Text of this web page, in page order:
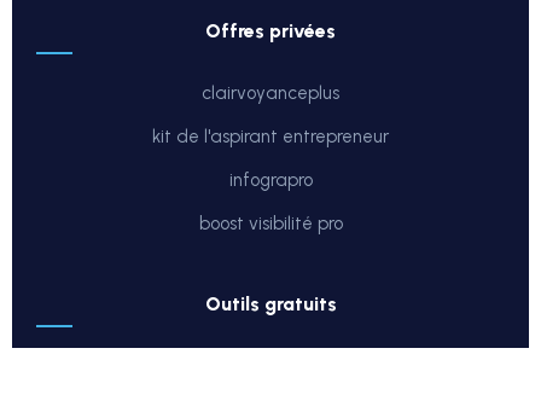
offres privées
clairvoyanceplus
kit de l'aspirant entrepreneur
infograpro
boost visibilité pro
outils gratuits